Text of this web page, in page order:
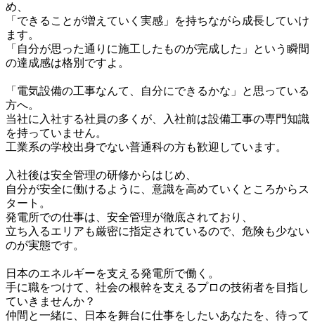
め、
「できることが増えていく実感」を持ちながら成長していけ
ます。
「自分が思った通りに施工したものが完成した」という瞬間
の達成感は格別ですよ。
「電気設備の工事なんて、自分にできるかな」と思っている
方へ。
当社に入社する社員の多くが、入社前は設備工事の専門知識
を持っていません。
工業系の学校出身でない普通科の方も歓迎しています。
入社後は安全管理の研修からはじめ、
自分が安全に働けるように、意識を高めていくところからス
タート。
発電所での仕事は、安全管理が徹底されており、
立ち入るエリアも厳密に指定されているので、危険も少ない
のが実態です。
日本のエネルギーを支える発電所で働く。
手に職をつけて、社会の根幹を支えるプロの技術者を目指し
ていきませんか？
仲間と一緒に、日本を舞台に仕事をしたいあなたを、待って